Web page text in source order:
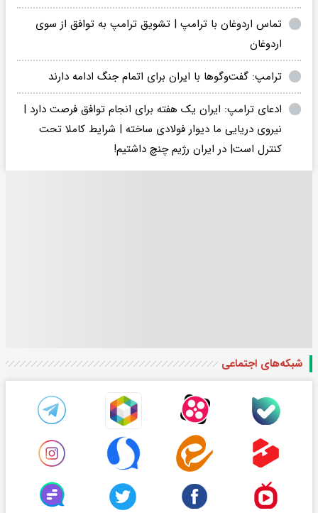
تماس اردوغان با ترامپ | تشویق ترامپ به توافق از سوی
اردوغان
ترامپ: گفت‌وگوها با ایران برای اتمام جنگ ادامه دارند
ادعای ترامپ: ایران یک هفته برای انجام توافق فرصت دارد |
نیروی دریایی ما دیوار فولادی ساخته | شرایط کاملا تحت
کنترل است| در ایران رژیم چنچ داشتیم!
شبکه‌های اجتماعی